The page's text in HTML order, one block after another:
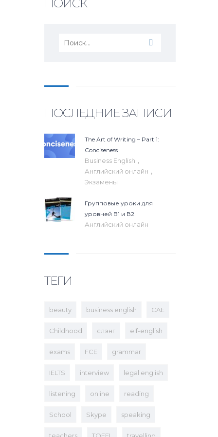
ПОИСК
Найти:
ПОСЛЕДНИЕ ЗАПИСИ
The Art of Writing – Part 1:
Conciseness
Business English ,
Английский онлайн ,
Экзамены
Групповые уроки для
уровней B1 и В2
Английский онлайн
ТЕГИ
beauty business english CAE
Childhood cлэнг elf-english
exams FCE grammar
IELTS interview legal english
listening online reading
School Skype speaking